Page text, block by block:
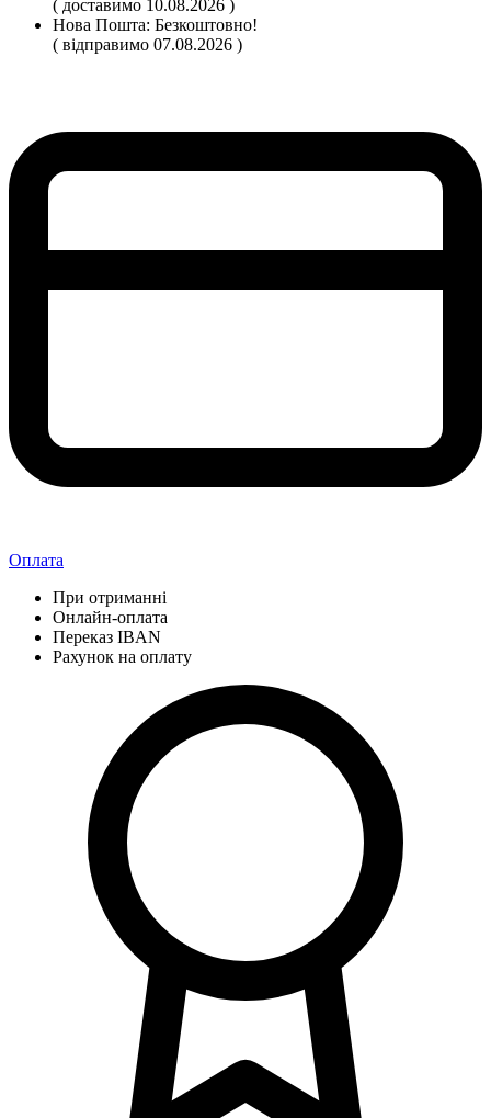
( доставимо 10.08.2026 )
Нова Пошта: Безкоштовно!
( відправимо 07.08.2026 )
Оплата
При отриманні
Онлайн-оплата
Переказ IBAN
Рахунок на оплату